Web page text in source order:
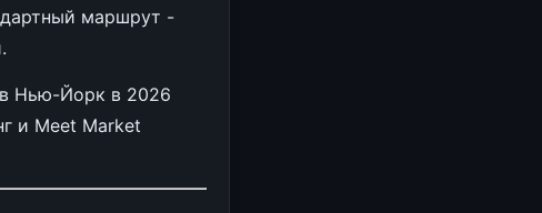
маршрут -
Нью-Йорк в 2026
и Meet Market